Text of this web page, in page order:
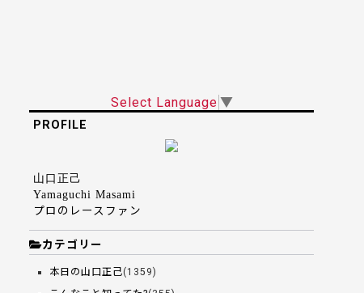
Select Language ▼
PROFILE
山口正己
Yamaguchi Masami
プロのレースファン
カテゴリー
本日の山口正己(1359)